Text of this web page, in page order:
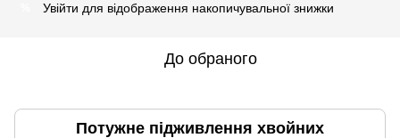
Увійти для відображення накопичувальної знижки
До обраного
Потужне підживлення хвойних